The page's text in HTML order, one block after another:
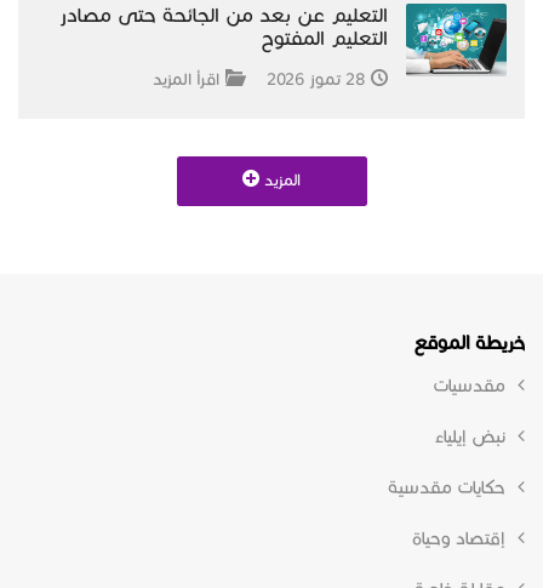
التعليم عن بعد من الجائحة حتى مصادر
التعليم المفتوح
28 تموز 2026 اقرأ المزيد
المزيد
خريطة الموقع
مقدسيات
نبض إيلياء
حكايات مقدسية
إقتصاد وحياة